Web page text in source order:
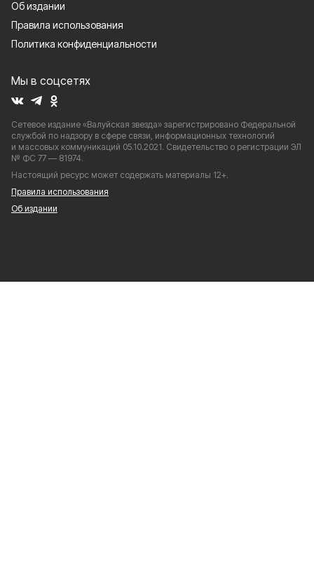
Об издании
Правила использования
Политика конфиденциальности
Мы в соцсетях
Сетевое издание «Валуйская звезда» зарегистрировано Федеральной
службой по надзору в сфере связи, информационных технологий
и массовых коммуникаций 05.10.2021. Свидетельство о регистрации ЭЛ
№ ФС 77 — 81974.
Настоящий ресурс может содержать материалы 12+.
Правила использования
Об издании